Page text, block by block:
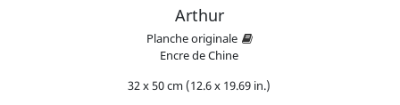
Arthur
Planche originale
Encre de Chine
32 x 50 cm (12.6 x 19.69 in.)